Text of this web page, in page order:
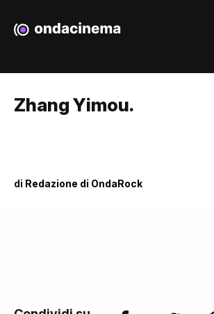
Zhang Yimou.
di Redazione di OndaRock